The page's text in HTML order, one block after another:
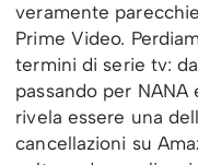
veramente
Prime Video.
termini di serie tv:
passando per
rivela essere una
cancellazioni su